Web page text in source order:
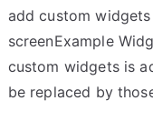
add custom
screenExample
custom widgets is
be replaced by